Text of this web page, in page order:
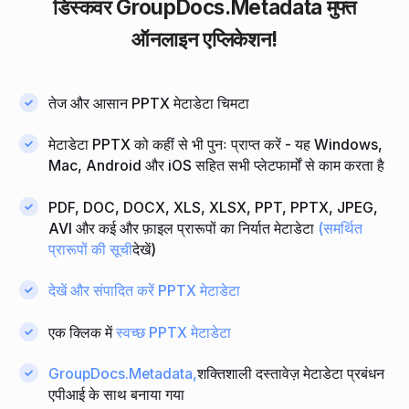
डिस्कवर GroupDocs.Metadata मुफ्त
ऑनलाइन एप्लिकेशन!
तेज और आसान PPTX मेटाडेटा चिमटा
मेटाडेटा PPTX को कहीं से भी पुनः प्राप्त करें - यह Windows,
Mac, Android और iOS सहित सभी प्लेटफार्मों से काम करता है
PDF, DOC, DOCX, XLS, XLSX, PPT, PPTX, JPEG,
AVI और कई और फ़ाइल प्रारूपों का निर्यात मेटाडेटा (समर्थित
प्रारूपों की सूचीदेखें)
देखें और संपादित करें PPTX मेटाडेटा
एक क्लिक मेंस्वच्छ PPTX मेटाडेटा
GroupDocs.Metadata,शक्तिशाली दस्तावेज़ मेटाडेटा प्रबंधन
एपीआई के साथ बनाया गया